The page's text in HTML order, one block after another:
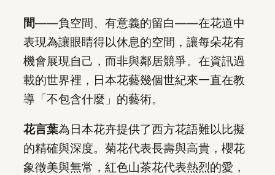
間——負空間、有意義的留白——在花道中
表現為讓眼睛得以休息的空間，讓每朵花有
機會展現自己，而非與鄰居競爭。在資訊過
載的世界裡，日本花藝幾個世紀來一直在教
導「不包含什麼」的藝術。
花言葉為日本花卉提供了西方花語難以比擬
的精確與深度。菊花代表長壽與高貴，櫻花
象徵美與無常，紅色山茶花代表熱烈的愛，